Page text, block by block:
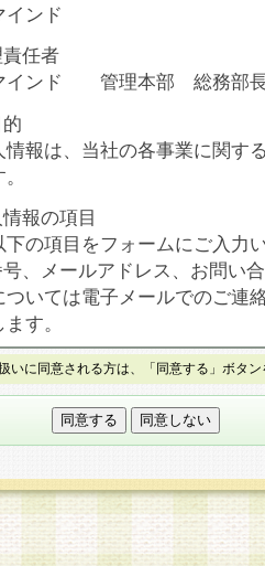
インド
任者
インド 管理本部 総務部
情報は、当社の各事業に関す
報の項目
の項目をフォームにご入力
号、メールアドレス、お問い
ついては電子メールでのご連
す。
できない方法による個人情報
ッション管理のためCookie
提供について
は第三者に提供しません。
いて
を外部に委託する場合は、
いに同意される方は、「同意する」ボタ